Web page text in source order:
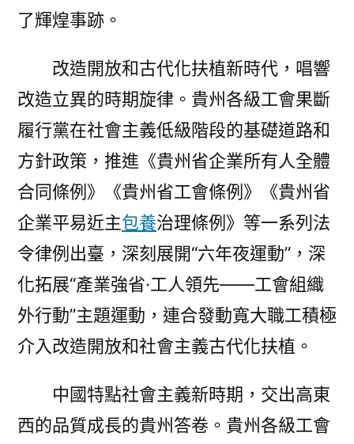
了輝煌事跡。
改造開放和古代化扶植新時代，唱響
改造立異的時期旋律。貴州各級工會果斷
履行黨在社會主義低級階段的基礎道路和
方針政策，推進《貴州省企業所有人全體
合同條例》《貴州省工會條例》《貴州省
企業平易近主包養治理條例》等一系列法
令律例出臺，深刻展開“六年夜運動”，深
化拓展“產業強省·工人領先——工會組織
外行動”主題運動，連合發動寬大職工積極
介入改造開放和社會主義古代化扶植。
中國特點社會主義新時期，交出高東
西的品質成長的貴州答卷。貴州各級工會